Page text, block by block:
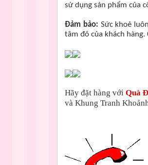
sử dụng sản phẩm của
Đảm bảo: Sức khoẻ
tâm đó của khách
Hãy đặt hàng với Quà
và Khung Tranh